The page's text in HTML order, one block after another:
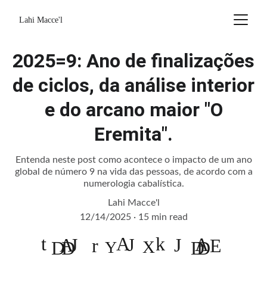
Lahi Macce'l
2025=9: Ano de finalizações
de ciclos, da análise interior
e do arcano maior "O
Eremita".
Entenda neste post como acontece o impacto de um ano
global de número 9 na vida das pessoas, de acordo com a
numerologia cabalística.
Lahi Macce'l
12/14/2025
15 min read
t r k E
AJ J
J
A A
Y X
DD D
D